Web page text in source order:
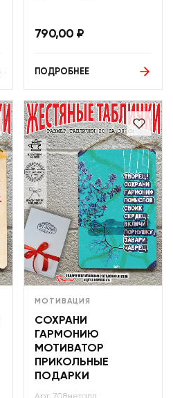
790,00 ₽
ПОДРОБНЕЕ
МОТИВАЦИЯ
СОХРАНИ
ГАРМОНИЮ
МОТИВАТОР
ПРИКОЛЬНЫЕ
ПОДАРКИ